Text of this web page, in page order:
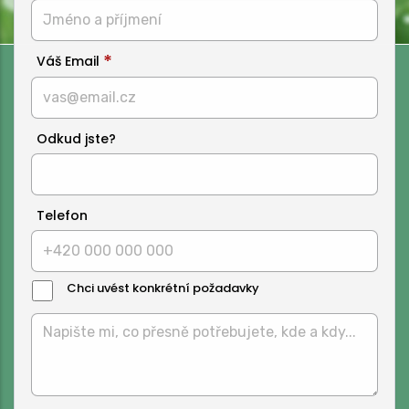
Váš Email
Odkud jste?
Telefon
Chci uvést konkrétní požadavky
Zprávy: